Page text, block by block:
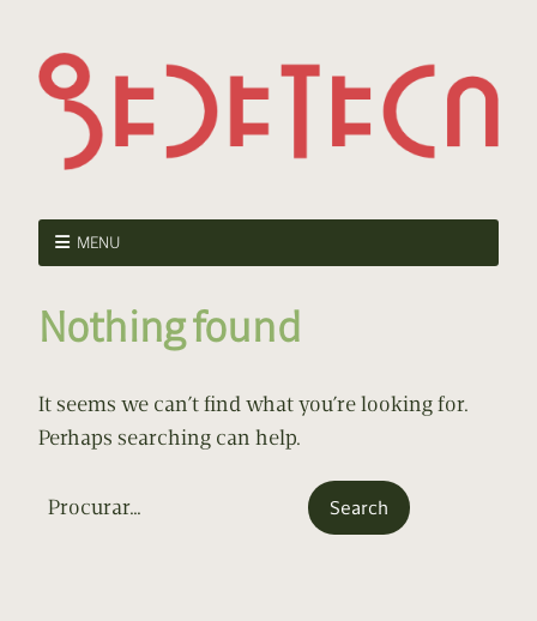
MENU
Nothing found
It seems we can’t find what you’re looking for.
Perhaps searching can help.